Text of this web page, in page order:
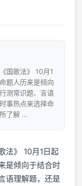
歌法》 10月1
题人历来是倾向
测常识题、言语
事热点来选择命
了解 ...
》 10月1日起
是倾向于结合时
语理解题，还是